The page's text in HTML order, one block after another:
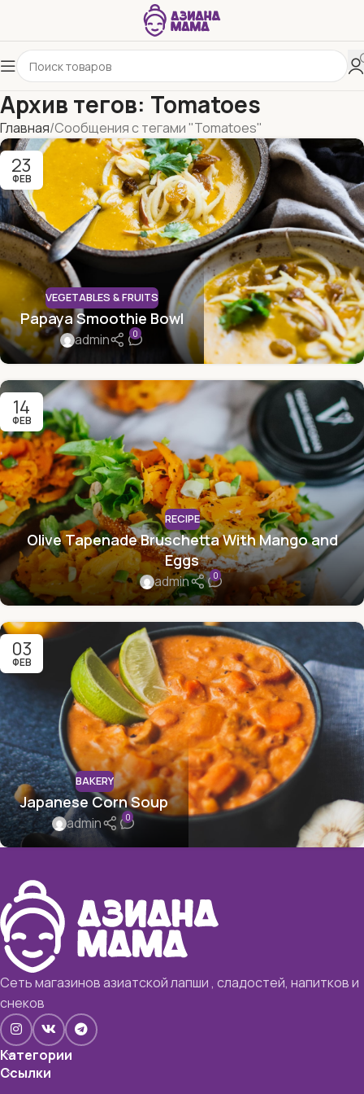
Архив тегов: Tomatoes
Главная Сообщения с тегами "Tomatoes"
23
ФЕВ
VEGETABLES & FRUITS
Papaya Smoothie Bowl
admin 0
14
ФЕВ
RECIPE
Olive Tapenade Bruschetta With Mango and
Eggs
admin 0
03
ФЕВ
BAKERY
Japanese Corn Soup
admin 0
Сеть магазинов азиатской лапши , сладостей, напитков и
снеков
Категории
Ссылки